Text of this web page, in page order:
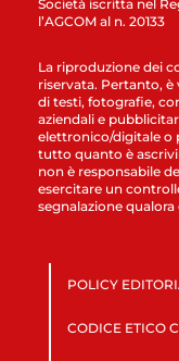
Società iscritta nel
l’AGCOM al n. 20133
La riproduzione dei
riservata. Pertanto, è
di testi, fotografie,
aziendali e
elettronico/digitale o
tutto quanto è
non è responsabile
esercitare un
segnalazione
POLICY
CODICE ETICO